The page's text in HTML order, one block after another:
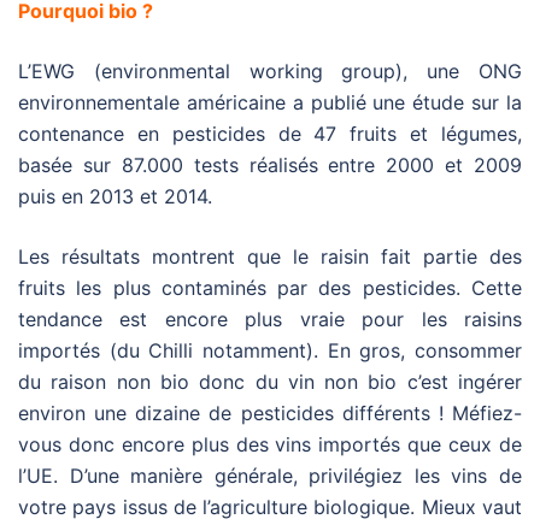
Pourquoi bio ?
L’EWG (environmental working group), une ONG
environnementale américaine a publié une étude sur la
contenance en pesticides de 47 fruits et légumes,
basée sur 87.000 tests réalisés entre 2000 et 2009
puis en 2013 et 2014.
Les résultats montrent que le raisin fait partie des
fruits les plus contaminés par des pesticides. Cette
tendance est encore plus vraie pour les raisins
importés (du Chilli notamment). En gros, consommer
du raison non bio donc du vin non bio c’est ingérer
environ une dizaine de pesticides différents ! Méfiez-
vous donc encore plus des vins importés que ceux de
l’UE. D’une manière générale, privilégiez les vins de
votre pays issus de l’agriculture biologique. Mieux vaut